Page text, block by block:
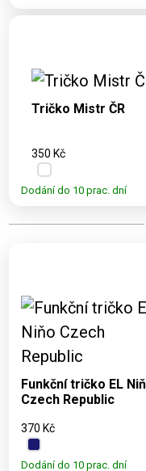
3, 5, 7, 9, 11, S, M,
4XL
Tričko Mistr ČR
350 Kč
Dodání do 10 prac. dní
Dostupné varianty:
4, 8, 12, 16, S, M, L,
XL, 2XL, 3XL, 4XL
Funkční tričko EL
Czech Republic
370 Kč
Dodání do 10 prac. dní